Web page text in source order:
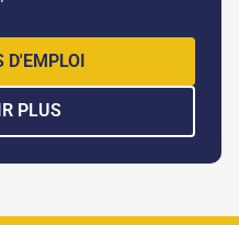
D'EMPLOI
PLUS